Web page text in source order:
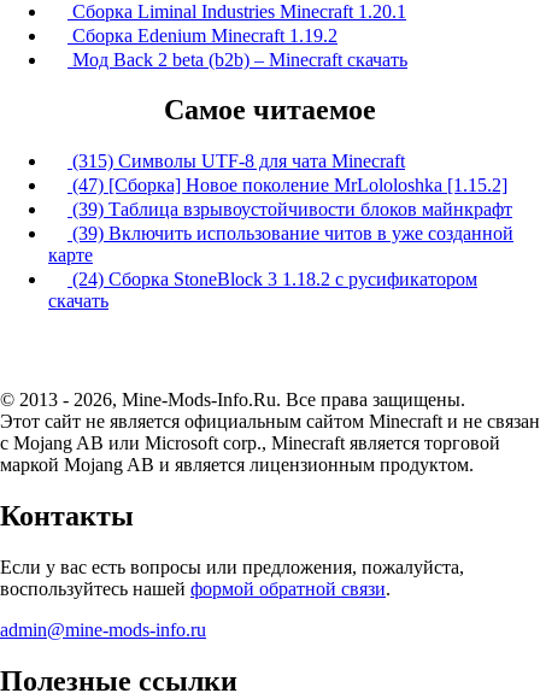
Сборка Liminal Industries Minecraft 1.20.1
Сборка Edenium Minecraft 1.19.2
Мод Back 2 beta (b2b) – Minecraft скачать
Самое читаемое
(315) Символы UTF-8 для чата Minecraft
(47) [Сборка] Новое поколение MrLololoshka [1.15.2]
(39) Таблица взрывоустойчивости блоков майнкрафт
(39) Включить использование читов в уже созданной
карте
(24) Сборка StoneBlock 3 1.18.2 с русификатором
скачать
© 2013 - 2026, Mine-Mods-Info.Ru. Все права защищены.
Этот сайт не является официальным сайтом Minecraft и не связан
с Mojang AB или Microsoft corp., Minecraft является торговой
маркой Mojang AB и является лицензионным продуктом.
Контакты
Если у вас есть вопросы или предложения, пожалуйста,
воспользуйтесь нашей формой обратной связи.
admin@mine-mods-info.ru
Полезные ссылки